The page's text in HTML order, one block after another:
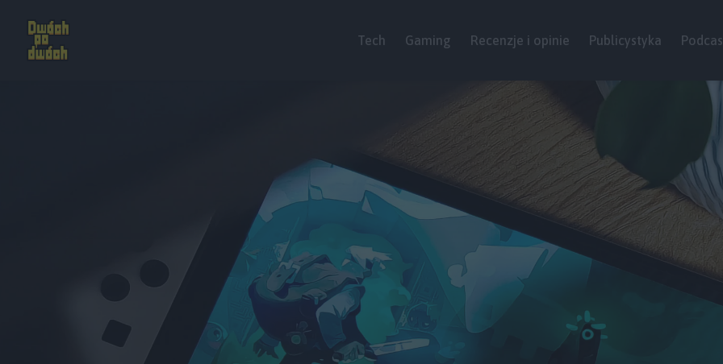
Tech Gaming Recenzje i opinie Publicystyka